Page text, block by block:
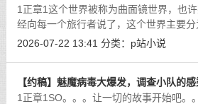
1正章1这个世界被称为曲面镜世界，也
经向每一个旅行者说了，这个世界主要
人族，妖族，魔族，人族五大种族。这句
2026-07-22 13:41 分类： p站小说
【约稿】魅魔病毒大爆发，调查小队的
1正章1SO。。。让一切的故事开始吧。